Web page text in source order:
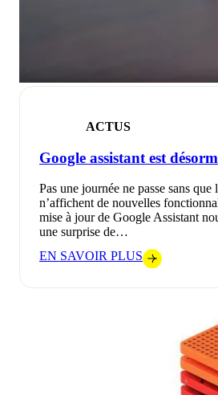
ACTUS
Google assistant est
Pas une journée ne passe sans que
n’affichent de nouvelles
mise à jour de Google Assistant
une surprise de…
EN SAVOIR PLUS